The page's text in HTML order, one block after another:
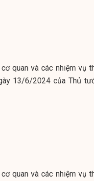
quan và các nhiệm vụ
13/6/2024 của Thủ
quan và các nhiệm vụ